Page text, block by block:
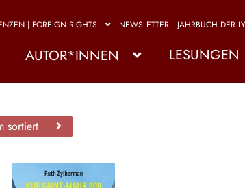
| FOREIGN RIGHTS NEWSLETTER JAHRBUCH DER
AUTOR*INNEN LESUNGEN
sortiert